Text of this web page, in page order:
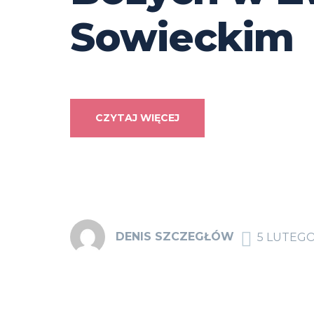
Sowieckim
CZYTAJ WIĘCEJ
DENIS SZCZEGŁÓW 5